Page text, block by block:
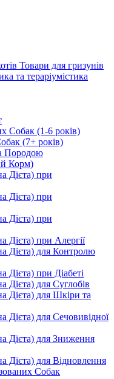
Товари для гризунів
та тераріумістика
Собак (1-6 років)
(7+ років)
Породою
Корм)
Дієта) при
Дієта) при
Дієта) при
Дієта) при Алергії
Дієта) для Контролю
при Діабеті
для Суглобів
Дієта) для Шкіри та
для Сечовивідної
Дієта) для Зниження
Дієта) для Відновлення
Собак